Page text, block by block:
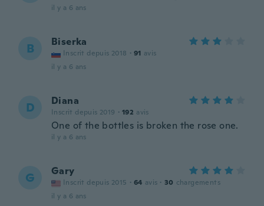
il y a 6 ans
B Biserka
Inscrit depuis 2018 · 91 avis
il y a 6 ans
D Diana
Inscrit depuis 2019 · 192 avis
One of the bottles is broken the rose one.
il y a 6 ans
G Gary
Inscrit depuis 2015 · 64 avis · 30 chargements
il y a 6 ans